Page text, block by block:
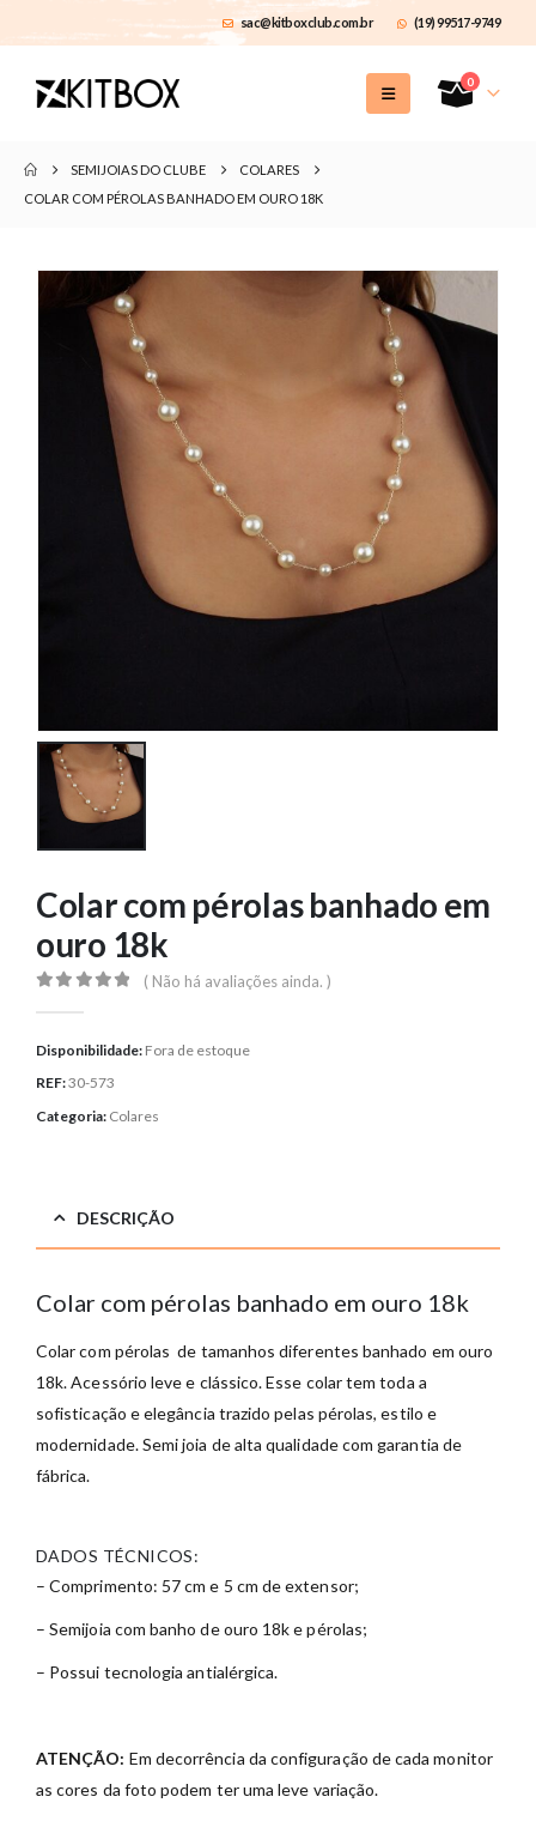
sac@kitboxclub.com.br (19) 99517-9749
0
SEMIJOIAS DO CLUBE
COLARES
COLAR COM PÉROLAS BANHADO EM OURO 18K
Colar com pérolas banhado em
ouro 18k
( Não há avaliações ainda. )
Disponibilidade: Fora de estoque
REF:30-573
Categoria: Colares
DESCRIÇÃO
Colar com pérolas banhado em ouro 18k
Colar com pérolas de tamanhos diferentes banhado em ouro
18k. Acessório leve e clássico. Esse colar tem toda a
sofisticação e elegância trazido pelas pérolas, estilo e
modernidade. Semi joia de alta qualidade com garantia de
fábrica.
DADOS TÉCNICOS:
– Comprimento: 57 cm e 5 cm de extensor;
– Semijoia com banho de ouro 18k e pérolas;
– Possui tecnologia antialérgica.
ATENÇÃO: Em decorrência da configuração de cada monitor
as cores da foto podem ter uma leve variação.